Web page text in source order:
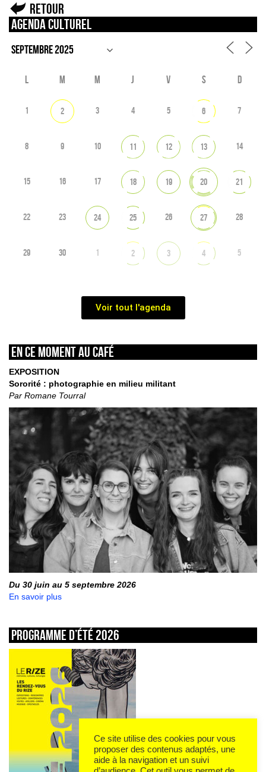
Retour
Agenda culturel
L M M J V S D
1 2 3 4 5 6 7
8 9 10 11 12 13 14
15 16 17 18 19 20 21
22 23 24 25 26 27 28
29 30 1 2 3 4 5
Voir tout l'agenda
En ce moment au café
EXPOSITION
Sororité : photographie en milieu militant
Par Romane Tourral
Du 30 juin au 5 septembre 2026
En savoir plus
Programme d’été 2026
Ce site utilise des cookies pour vous
proposer des contenus adaptés, une
aide à la navigation et un suivi